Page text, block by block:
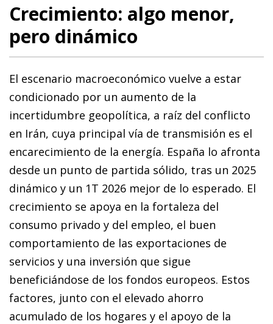
Crecimiento: algo menor,
pero dinámico
El escenario macroeconómico vuelve a estar
condicionado por un aumento de la
incertidumbre geopolítica, a raíz del conflicto
en Irán, cuya principal vía de transmisión es el
encarecimiento de la energía. España lo afronta
desde un punto de partida sólido, tras un 2025
dinámico y un 1T 2026 mejor de lo esperado. El
crecimiento se apoya en la fortaleza del
consumo privado y del empleo, el buen
comportamiento de las exportaciones de
servicios y una inversión que sigue
beneficiándose de los fondos europeos. Estos
factores, junto con el elevado ahorro
acumulado de los hogares y el apoyo de la